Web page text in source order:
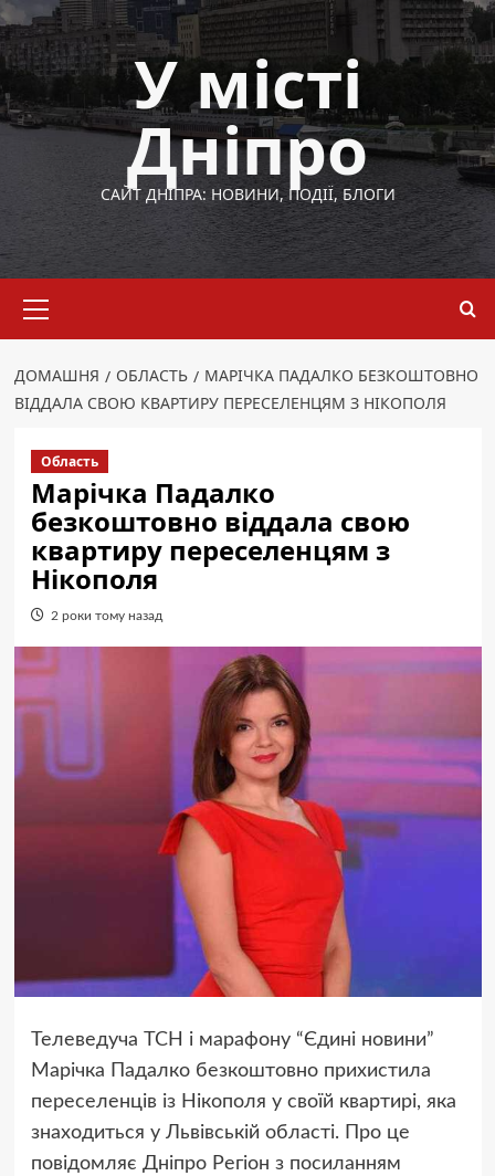
Перейти
до
вмісту
У місті
Дніпро
САЙТ ДНІПРА: НОВИНИ, ПОДІЇ, БЛОГИ
меню
ДОМАШНЯ ОБЛАСТЬ
МАРІЧКА ПАДАЛКО БЕЗКОШТОВНО
ВІДДАЛА СВОЮ КВАРТИРУ ПЕРЕСЕЛЕНЦЯМ З НІКОПОЛЯ
Область
Марічка Падалко
безкоштовно віддала свою
квартиру переселенцям з
Нікополя
2 роки тому назад
Телеведуча ТСН і марафону “Єдині новини”
Марічка Падалко безкоштовно прихистила
переселенців із Нікополя у своїй квартирі, яка
знаходиться у Львівській області. Про це
повідомляє Дніпро Регіон з посиланням